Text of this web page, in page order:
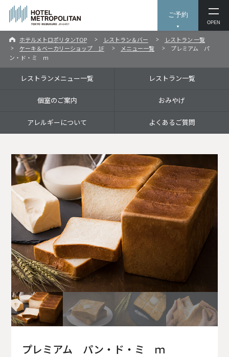
ご予約
OPEN
ホテルメトロポリタンTOP レストラン＆バー
レストラン 一覧
ケーキ＆ベーカリーショップ 1F
メニュー一覧
プレミアム パ
ン・ド・ミ ｍ
レストランメニュー一覧 レストラン一覧
個室のご案内 おみやげ
アレルギーについて よくあるご質問
プレミアム パン・ド・ミ ｍ